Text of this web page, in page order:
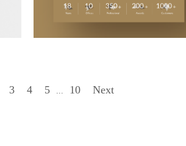
3 4 5 10 Next